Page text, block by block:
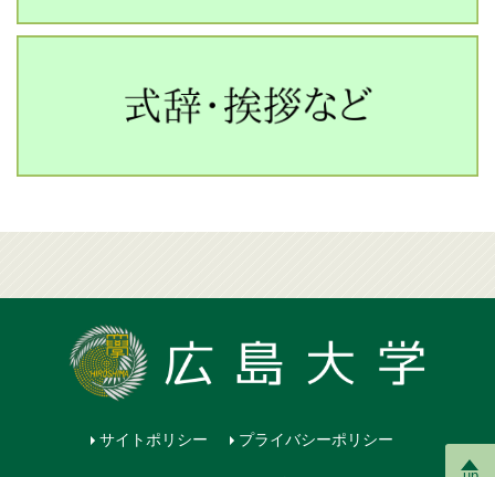
サイトポリシー プライバシーポリシー